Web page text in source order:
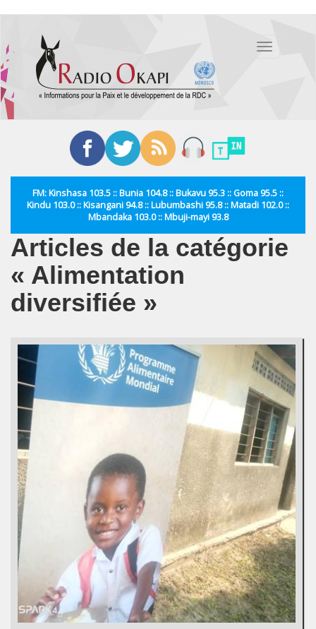
contenu
principal
Toggle
FM: Kinshasa 103.5 :: Bunia 104.8 :: Bukavu 95.3 :: Goma 95.5 ::
Kindu 103.0 :: Kisangani 94.8 :: Lubumbashi 95.8 :: Matadi 102.0 ::
Mbandaka 103.0 :: Mbuji-mayi 93.8
Articles de la catégorie
« Alimentation
diversifiée »